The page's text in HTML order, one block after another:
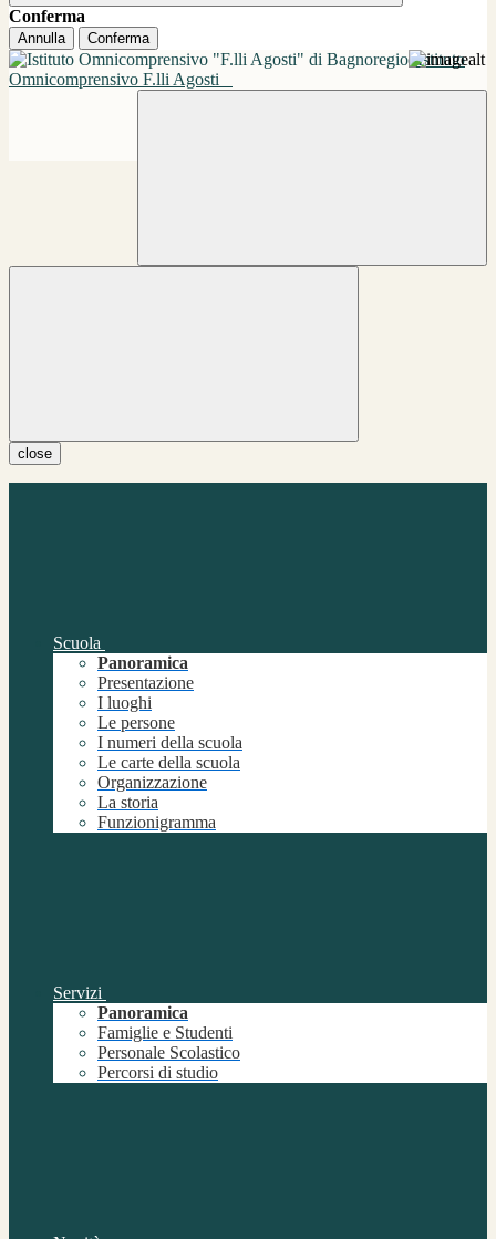
Conferma
Annulla Conferma
Istituto
Omnicomprensivo F.lli Agosti
close
Scuola
Panoramica
Presentazione
I luoghi
Le persone
I numeri della scuola
Le carte della scuola
Organizzazione
La storia
Funzionigramma
Servizi
Panoramica
Famiglie e Studenti
Personale Scolastico
Percorsi di studio